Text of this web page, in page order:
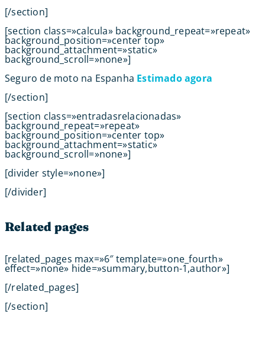
[/section]
[section class=»calcula» background_repeat=»repeat»
background_position=»center top»
background_attachment=»static»
background_scroll=»none»]
Seguro de moto na Espanha Estimado agora
[/section]
[section class=»entradasrelacionadas»
background_repeat=»repeat»
background_position=»center top»
background_attachment=»static»
background_scroll=»none»]
[divider style=»none»]
[/divider]
Related pages
[related_pages max=»6″ template=»one_fourth»
effect=»none» hide=»summary,button-1,author»]
[/related_pages]
[/section]